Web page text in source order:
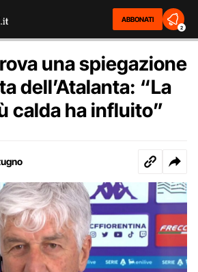
ABBONATI
2
una spiegazione
dell’Atalanta: “La
calda ha influito”